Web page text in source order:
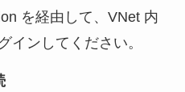
を経由して、VNet 内
インしてください。